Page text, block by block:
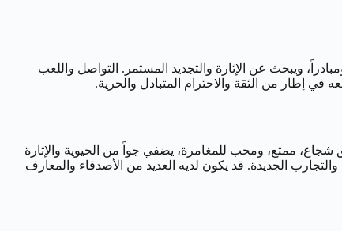
العفوية، والانفتاح. قد يكون مغامراً ومبادراً، ويبحث عن الإثارة والتجديد المستمر. التواصل واللعب
في إطار من الثقة والاحترام المتبادل والحرية.
ساحرة، حيوية، وقادرة على جذب انتباه الآخرين بسهولة وتكوين صداقات من مختلف الأطياف (5). هو صديق شجاع، ممتع، ومحب للمغامرة، يضفي جواً من الحيوية والإثارة
الجديدة. قد يكون لديه العديد من الأصدقاء والمعارف